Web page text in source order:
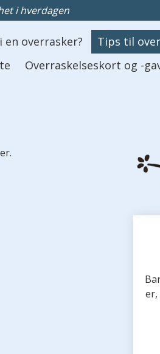
i hverdagen
en overrasker? Tips til
Overraskelseskort og -
er,